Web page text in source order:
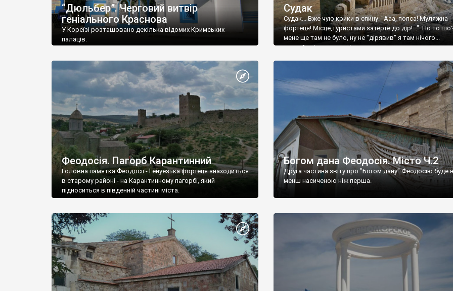
“Дюльбер”. Черговий витвір
геніального Краснова
У Кореїзі розташовано декілька відомих Кримських
палаців.
Судак
Судак... Вже чую крики в спину: "Ааа, попса! Муляжна
фортеця! Місце,туристами затерте до дір!..." Но то
мене ще там не було, ну не "дірявив" я там нічого...
принаймні до цього літа.
Феодосія. Пагорб Карантинний
Головна памятка Феодосії - Генуезька фортеця знаходиться
в старому районі - на Карантинному пагорбі, який
підноситься в південній частині міста.
Богом дана Феодосія. Місто Ч.2
Друга частина звіту про "Богом дану" Феодосію буде
менш насиченою ніж перша.